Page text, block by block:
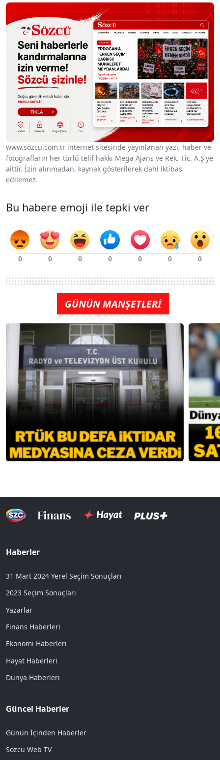
www.sozcu.com.tr internet sitesinde yayınlanan yazı, haber ve
fotoğrafların her türlü telif hakkı Mega Ajans ve Rek. Tic. A.Ş'ye
aittir. İzin alınmadan, kaynak gösterilerek dahi iktibas
edilemez.
Bu habere emoji ile tepki ver
GÜNÜN MANŞETLERİ
Haberler
31 Mart 2024 Yerel Seçim Sonuçları
2023 Seçim Sonuçları
Yazarlar
Finans Haberleri
Ekonomi Haberleri
Hayat Haberleri
Dünya Haberleri
Güncel Haberler
Günün İçinden Haberler
Sözcü Web TV